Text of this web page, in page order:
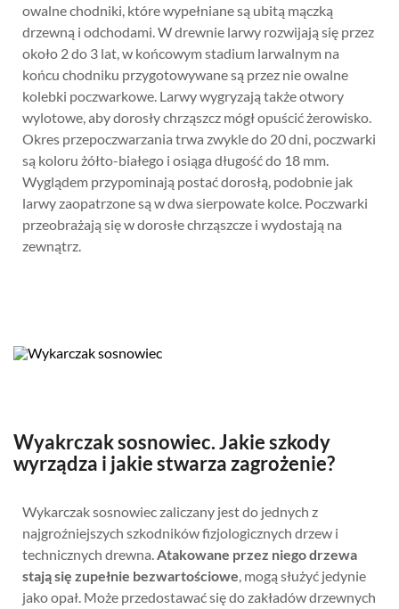
owalne chodniki, które wypełniane są ubitą mączką
drzewną i odchodami. W drewnie larwy rozwijają się przez
około 2 do 3 lat, w końcowym stadium larwalnym na
końcu chodniku przygotowywane są przez nie owalne
kolebki poczwarkowe. Larwy wygryzają także otwory
wylotowe, aby dorosły chrząszcz mógł opuścić żerowisko.
Okres przepoczwarzania trwa zwykle do 20 dni, poczwarki
są koloru żółto-białego i osiąga długość do 18 mm.
Wyglądem przypominają postać dorosłą, podobnie jak
larwy zaopatrzone są w dwa sierpowate kolce. Poczwarki
przeobrażają się w dorosłe chrząszcze i wydostają na
zewnątrz.
Wyakrczak sosnowiec. Jakie szkody
wyrządza i jakie stwarza zagrożenie?
Wykarczak sosnowiec zaliczany jest do jednych z
najgroźniejszych szkodników fizjologicznych drzew i
technicznych drewna.Atakowane przez niego drzewa
stają się zupełnie bezwartościowe, mogą służyć jedynie
jako opał. Może przedostawać się do zakładów drzewnych